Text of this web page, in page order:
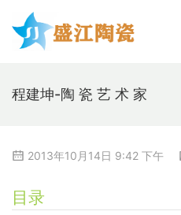
程建坤-陶 瓷 艺 术 家
2013年10月14日 9:42 下午
目录